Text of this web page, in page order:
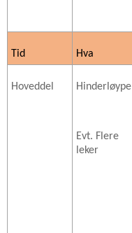
Tid Hva
Hoveddel Hinderløype
Evt. Flere
leker